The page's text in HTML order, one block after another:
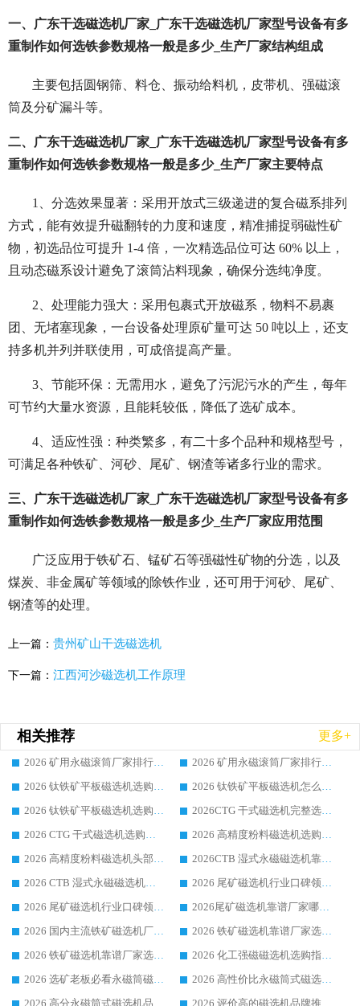
一、广东干选磁选机厂家_广东干选磁选机厂家型号设备有多
重制作如何选铁参数规格一般是多少_生产厂家结构组成
主要包括圆钢筛、料仓、振动给料机，皮带机、强磁滚
筒及分矿漏斗等。
二、广东干选磁选机厂家_广东干选磁选机厂家型号设备有多
重制作如何选铁参数规格一般是多少_生产厂家主要特点
1、分选效果显著：采用开放式三级递进的复合磁系排列
方式，能有效提升磁翻转的力度和速度，精准捕捉弱磁性矿
物，初选品位可提升 1-4 倍，一次精选品位可达 60% 以上，
且动态磁系设计避免了滚筒沾料现象，确保分选纯净度。
2、处理能力强大：采用包裹式开放磁系，物料不易裹
团、无堵塞现象，一台设备处理原矿量可达 50 吨以上，还支
持多机并列并联使用，可成倍提高产量。
3、节能环保：无需用水，避免了污泥污水的产生，每年
可节约大量水资源，且能耗较低，降低了选矿成本。
4、适应性强：种类繁多，有二十多个品种和规格型号，
可满足各种铁矿、河砂、尾矿、钢渣等诸多行业的需求。
三、广东干选磁选机厂家_广东干选磁选机厂家型号设备有多
重制作如何选铁参数规格一般是多少_生产厂家应用范围
广泛应用于铁矿石、锰矿石等强磁性矿物的分选，以及
煤炭、非金属矿等领域的除铁作业，还可用于河砂、尾矿、
钢渣等的处理。
上一篇： 贵州矿山干选磁选机
下一篇： 江西河沙磁选机工作原理
相关推荐 更多+
2026 矿用永磁滚筒厂家排行榜选购干货指南 行业口碑标杆华体会手机网页版-华体会(中国) 实力出众
2026 矿用永磁滚筒厂家排行榜选购指南，行业口碑领域强者华体会手机网页版-华体会(中国)
2026 钛铁矿平板磁选机选购全攻略 市场公认优质品牌厂家实力排行榜
2026 钛铁矿平板磁选机怎么选 靠谱生产企业实力排行榜选购参考攻略
2026 钛铁矿平板磁选机选购指南 行业口碑优选品牌生产企业实力排行榜
2026CTG 干式磁选机完整选购指南 行业口碑顶尖靠谱生产龙头厂家实力推荐
2026 CTG 干式磁选机选购指南|行业口碑靠谱生产厂家领域强者推荐
2026 高精度粉料磁选机选购全攻略 行业优质品牌华体会手机网页版-华体会(中国) 实力深度解析
2026 高精度粉料磁选机头部厂家选购指南 行业口碑靠谱品牌推荐 领域强者华体会手机网页版-华体会(中国) 解析
2026CTB 湿式永磁磁选机靠谱厂家实力排行榜 铁矿选矿设备采购全流程选购指南
2026 CTB 湿式永磁磁选机选购指南|行业口碑良好品牌推荐，领域强者华体会手机网页版-华体会(中国)
2026 尾矿磁选机行业口碑领域强者，源头直供国内主流厂家华体会手机网页版-华体会(中国) 一站式服务
2026 尾矿磁选机行业口碑领域强者，源头直供国内主流厂家华体会手机网页版-华体会(中国) 一站式服务
2026尾矿磁选机靠谱厂家哪家好 行业口碑领域强者华体会手机网页版-华体会(中国) 推荐
2026 国内主流铁矿磁选机厂家选购指南|行业口碑好品牌推荐，领域强者华体会手机网页版-华体会(中国)
2026 铁矿磁选机靠谱厂家选购全攻略 行业标杆华体会手机网页版-华体会(中国) 设备性价比出众
2026 铁矿磁选机靠谱厂家选购指南，领域强者华体会手机网页版-华体会(中国) 铁矿磁选机性价比高
2026 化工强磁磁选机选购指南 5 家行业口碑靠谱厂家领域强者推荐
2026 选矿老板必看永磁筒磁选机推荐 行业头部品牌口碑设备选购全攻略
2026 高性价比永磁筒式磁选机品牌盘点 行业强者口碑实测选购完整指南
2026 高分永磁筒式磁选机品牌推荐 选矿设备强者对比测评采购避坑全攻略
2026 评价高的磁选机品牌推荐选购指南，永磁筒式磁选机设备领域强者全景行业口碑解析